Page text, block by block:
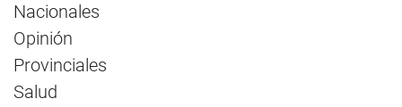
Nacionales
Opinión
Provinciales
Salud